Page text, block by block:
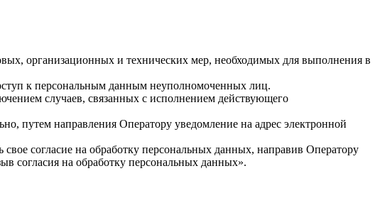
организационных и технических мер, необходимых для выполнения в
к персональным данным неуполномоченных лиц.
случаев, связанных с исполнением действующего
путем направления Оператору уведомление на адрес электронной
согласие на обработку персональных данных, направив Оператору
согласия на обработку персональных данных».